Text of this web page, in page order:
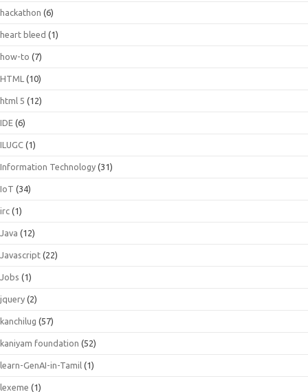
hackathon (6)
heart bleed (1)
how-to (7)
HTML (10)
html 5 (12)
IDE (6)
ILUGC (1)
Information Technology (31)
IoT (34)
irc (1)
Java (12)
Javascript (22)
Jobs (1)
jquery (2)
kanchilug (57)
kaniyam foundation (52)
learn-GenAI-in-Tamil (1)
lexeme (1)